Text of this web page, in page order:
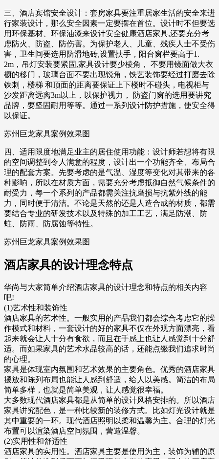
三、酒店宾馆安全设计：套房家具要注重居家生活的安全来进
行家装设计，那么安全因素一定要摆在首位。设计时不但要选
用环保基材、环保油漆来设计安全健康酒店家具,还要充分考
虑防火、防盗、防伤害。为保护老人、儿童、残疾人士不受伤
害，卫生间要选用防滑地砖,设置扶手，阳台窗栏要高于1.
2m，吊灯安装要紧固,家具设计要少棱角， 不要用镜面做大衣
橱的移门，玻璃台面不要出现锐角，铁艺装饰要经过打磨去除
铁刺，楼梯 和顶面的距离要保证上下楼时不碰头，电视柜与
沙发距离远离3m以上，以保护视力， 防盗门窗的选用要讲究
品牌，要坚固耐用等等。通过一系列设计防护措施，使安全得
以保证。
苏州巨龙家具案例效果图
四、适用限度地满足业主的居住使用功能：设计师若想将有限
的空间调整到令人满意的程度，设计出一个功能齐全、布局合
理的配套方案。先要考虑的是气温、湿度等变化对其带来的各
种影响，所以在材质方面，需要充分考虑抵御自然气候条件的
耐受力，每一个系列的产品都需关注抗磨损与抗紫外线的能
力，同时便于清洁。不论是天然的还是人造合成的材质，都需
要结合专业的研发技术以及特殊的加工工艺，满足防潮、防
蛀、防雨、防腐蚀等特性。
苏州巨龙家具案例效果图
酒店家具的设计理念特点
华尚与大家简单介绍酒店家具的设计理念和特点的相关内容
吧!
(1)艺术性和装饰性
酒店家具的艺术性。一般实用的产品我们都会综合考虑它的操
作模式和材料，一套设计的好的家具不仅在外观方面漂亮，看
起来就会让人十分有食欲，而且在手感上也让人感觉到十分舒
适。而如果家具的艺术水品较高的话，还能点缀我们追求时尚
的心理。
家具是体现室内氛围和艺术效果的主要角色。优秀的酒店家具
摆放和陈列布局也能让人感到舒适，给人以美感。简洁的布局
简单多样，也就是简单美观，让人感觉很幸福。
大多数现代酒店家具都是从简单的设计风格安排的。所以酒店
家具讲究配色，是一种比较新的装修方式。比如灯光设计就是
其中重要的一环。现代酒店照明以柔和温馨为主。合理的灯光
布置可以渲染酒店空间氛围，营造温馨。
(2)实用性和舒适性
酒店家具的实用性。酒店家具主要是使用为主，装饰为辅的原